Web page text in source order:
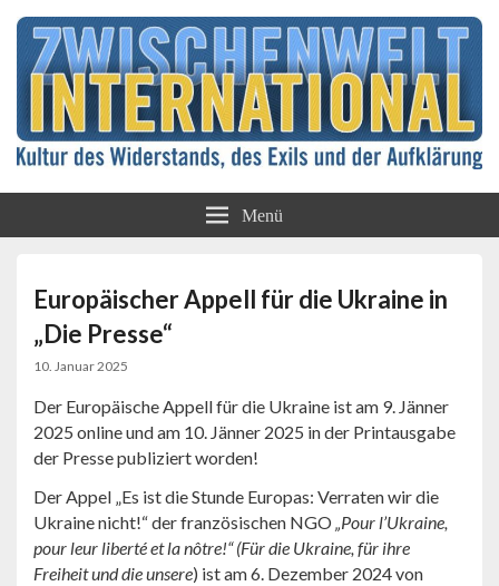
Zwischenwelt
International
Menü
Europäischer Appell für die Ukraine in
„Die Presse“
10. Januar 2025
Der Europäische Appell für die Ukraine ist am 9. Jänner
2025 online und am 10. Jänner 2025 in der Printausgabe
der Presse publiziert worden!
Der Appel „Es ist die Stunde Europas: Verraten wir die
Ukraine nicht!“ der französischen NGO „Pour ­l’Ukraine,
pour leur liberté et la nôtre!“ (Für die Ukraine, für ihre
Freiheit und die unsere) ist am 6. Dezember 2024 von